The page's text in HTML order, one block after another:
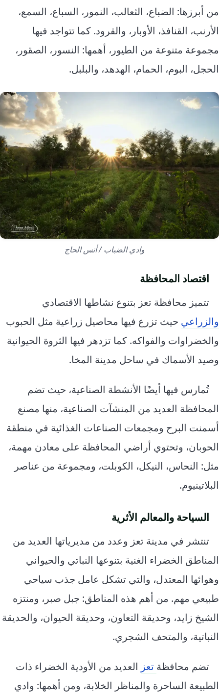
من أبرزها: الضباع، الثعالب، النمور، السباع، السمع،
الأرنب، القنافذ، الأوبار، والقرود. كما تتواجد فيها
مجموعة متنوعة من الطيور، أهمها: النسور، الصقور،
الحجل، البوم، الحمام، الهدهد، والبلبل.
وادي الضباب / أنس الحاج
اقتصاد المحافظة
تتميز محافظة تعز بتنوع نشاطها الاقتصادي
والزراعي حيث تزرع فيها محاصيل زراعية مثل الحبوب
والخضراوات والفواكه. كما تزدهر فيها الثروة الحيوانية
وصيد الأسماك في ساحل مدينة المخا.
تُمارس فيها أيضًا الأنشطة الصناعية، حيث تضم
المحافظة العديد من المنشآت الصناعية، منها مصنع
أسمنت البرح ومجمعات الصناعات الغذائية في منطقة
الحوبان، وتحتوي أراضي المحافظة على معادن مهمة،
مثل: النحاس، النيكل، الكوبلت، ومجموعة من عناصر
البلاتينيوم.
السياحة والمعالم الأثرية
تنتشر في مدينة تعز وعدد من مديرياتها العديد من
المناطق الخضراء الغنية بتنوعها النباتي والحيواني
وهوائها المعتدل، والتي تشكل عامل جذب سياحي
طبيعي مهم. من أهم هذه المناطق: جبل صبر، ومنتزه
الشيخ زايد، وحديقة التعاون، وحديقة الحيوان، والحديقة
النباتية، والمتحف الشجري.
تضم محافظة تعز العديد من الأودية الخضراء ذات
الطبيعة الساحرة والمناظر الخلابة، ومن أهمها: وادي